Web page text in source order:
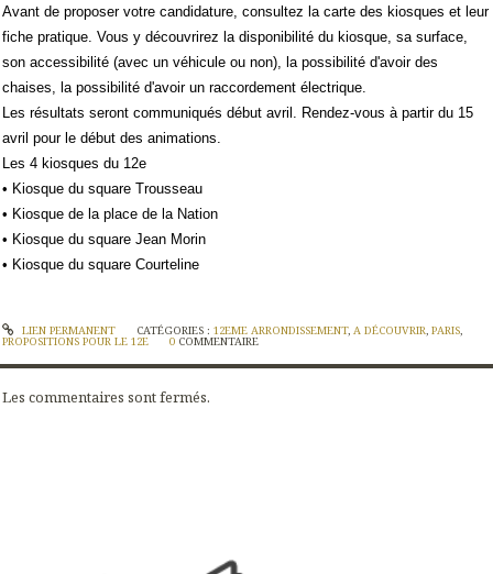
Avant de proposer votre candidature, consultez la carte des kiosques et leur
fiche pratique. Vous y découvrirez la disponibilité du kiosque, sa surface,
son accessibilité (avec un véhicule ou non), la possibilité d'avoir des
chaises, la possibilité d'avoir un raccordement électrique.
Les résultats seront communiqués début avril. Rendez-vous à partir du 15
avril pour le début des animations.
Les 4 kiosques du 12e
• Kiosque du square Trousseau
• Kiosque de la place de la Nation
• Kiosque du square Jean Morin
• Kiosque du square Courteline
LIEN PERMANENT CATÉGORIES : 12EME ARRONDISSEMENT, A DÉCOUVRIR, PARIS,
PROPOSITIONS POUR LE 12E 0 COMMENTAIRE
Les commentaires sont fermés.